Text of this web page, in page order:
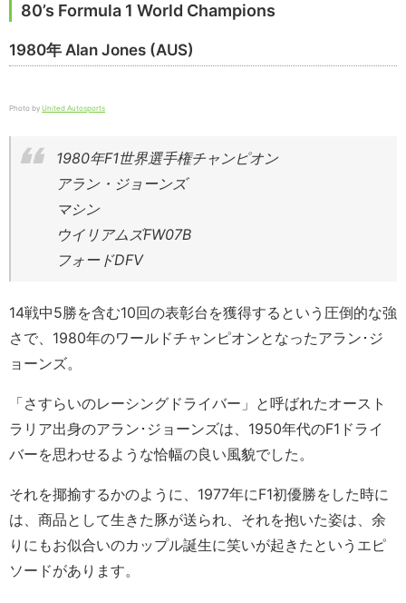
80’s Formula 1 World Champions
1980年 Alan Jones (AUS)
Photo by United Autosports
1980年F1世界選手権チャンピオン
アラン・ジョーンズ
マシン
ウイリアムズFW07B
フォードDFV
14戦中5勝を含む10回の表彰台を獲得するという圧倒的な強
さで、1980年のワールドチャンピオンとなったアラン･ジ
ョーンズ。
「さすらいのレーシングドライバー」と呼ばれたオースト
ラリア出身のアラン･ジョーンズは、1950年代のF1ドライ
バーを思わせるような恰幅の良い風貌でした。
それを揶揄するかのように、1977年にF1初優勝をした時に
は、商品として生きた豚が送られ、それを抱いた姿は、余
りにもお似合いのカップル誕生に笑いが起きたというエピ
ソードがあります。